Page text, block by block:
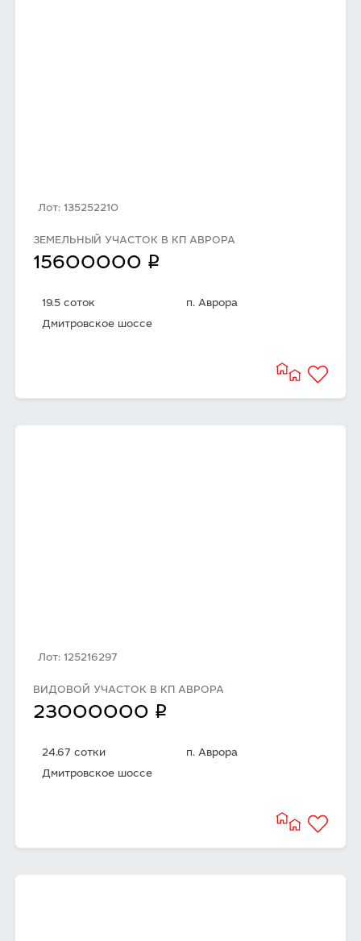
Лот: 135252210
ЗЕМЕЛЬНЫЙ УЧАСТОК В КП АВРОРА
15600000 q
19.5 соток
п. Аврора
Дмитровское шоссе
Лот: 125216297
ВИДОВОЙ УЧАСТОК В КП АВРОРА
23000000 q
24.67 сотки
п. Аврора
Дмитровское шоссе